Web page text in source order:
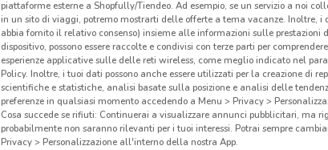
piattaforme esterne a Shopfully/Tiendeo. Ad esempio, se un servizio a noi
in un sito di viaggi, potremo mostrarti delle offerte a tema vacanze. Inoltre, i
abbia fornito il relativo consenso) insieme alle informazioni sulle
dispositivo, possono essere raccolte e condivisi con terze parti per
esperienze applicative sulle delle reti wireless, come meglio indicato nel
Policy. Inoltre, i tuoi dati possono anche essere utilizzati per la creazione di
scientifiche e statistiche, analisi basate sulla posizione e analisi delle
preferenze in qualsiasi momento accedendo a Menu > Privacy >
Cosa succede se rifiuti: Continuerai a visualizzare annunci pubblicitari, ma
probabilmente non saranno rilevanti per i tuoi interessi. Potrai sempre
Privacy > Personalizzazione all'interno della nostra App.